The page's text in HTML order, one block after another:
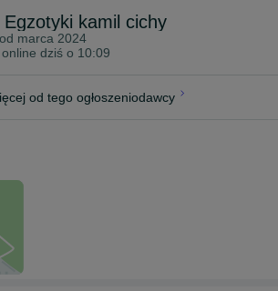
w Rybniku ul. Hallera 29
pozostałych naszych ogłoszeń
kamil cichy
marca 2024
dziś o 10:09
od tego ogłoszeniodawcy